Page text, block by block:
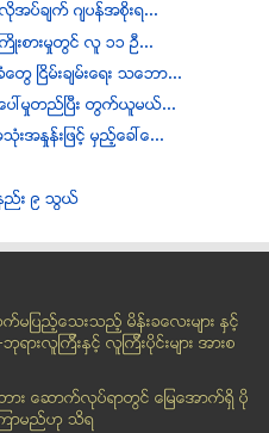
လိုအပ္ခ်က္ ဂ်ပန္အစိုးရ...
ားမႈတြင္ လူ ၁၁ ဦ...
ၿငိမ္းခ်မ္းေရး သေဘာ...
ၚမႈတည္ၿပီး တြက္ယူမယ္...
ႏႈန္းျဖင့္ မွည့္ေခၚေ...
း ၉ သြယ္
အဂၤလိပ္စကားေျပာ (၂၀)
ၿဗိတိန္ႏိုင္ငံ၏ အေသးဆ...
ယ္ ထင္တဲ့ မမ
ထက္၀က္ေလွ်ာ့ခ်ရန္ စ...
မယ္ဆုိ စဥ္းစားရ...
မျပည့္ေသးသည့္ မိန္းခေလးမ်ား နွင့္
းလူၾကီးနွင့္ လူၾကီးပိုင္းမ်ား အားစ
ား ေဆာက္လုပ္ရာတြင္ ေျမေအာက္ရွိ ပို
ၾကာမည္ဟု သိရ